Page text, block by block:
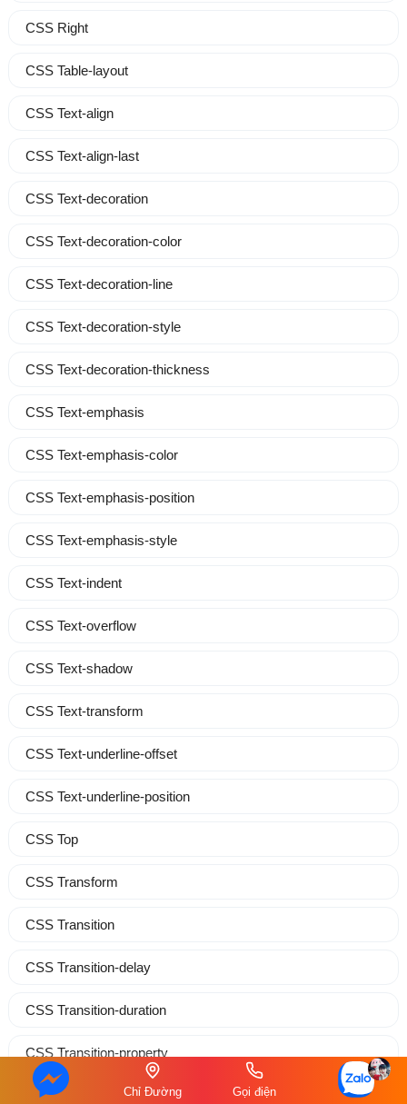
CSS Right
CSS Table-layout
CSS Text-align
CSS Text-align-last
CSS Text-decoration
CSS Text-decoration-color
CSS Text-decoration-line
CSS Text-decoration-style
CSS Text-decoration-thickness
CSS Text-emphasis
CSS Text-emphasis-color
CSS Text-emphasis-position
CSS Text-emphasis-style
CSS Text-indent
CSS Text-overflow
CSS Text-shadow
CSS Text-transform
CSS Text-underline-offset
CSS Text-underline-position
CSS Top
CSS Transform
CSS Transition
CSS Transition-delay
CSS Transition-duration
CSS Transition-property
CSS Transition-timing-function
Chỉ Đường Gọi điện